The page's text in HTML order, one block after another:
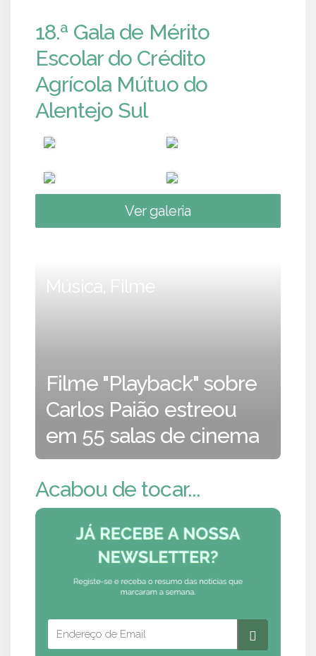
18.ª Gala de Mérito
Escolar do Crédito
Agrícola Mútuo do
Alentejo Sul
Ver galeria
Música, Filme
Filme "Playback" sobre
Carlos Paião estreou
em 55 salas de cinema
Acabou de tocar...